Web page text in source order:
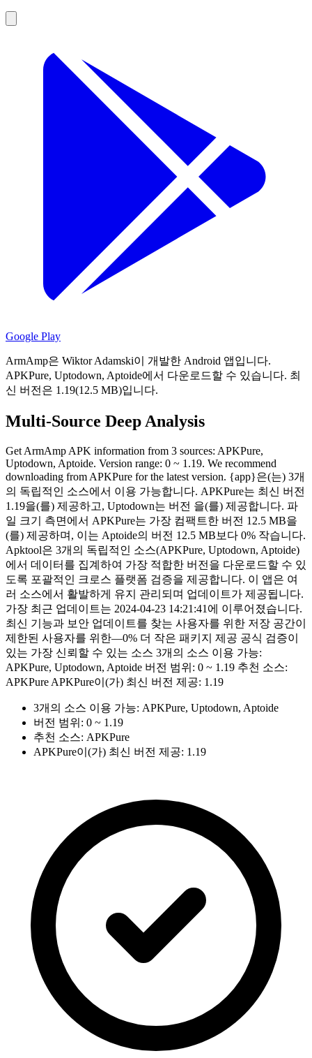
Google Play
ArmAmp은 Wiktor Adamski이 개발한 Android 앱입니다.
APKPure, Uptodown, Aptoide에서 다운로드할 수 있습니다. 최
신 버전은 1.19(12.5 MB)입니다.
Multi-Source Deep Analysis
Get ArmAmp APK information from 3 sources: APKPure,
Uptodown, Aptoide. Version range: 0 ~ 1.19. We recommend
downloading from APKPure for the latest version. {app}은(는) 3개
의 독립적인 소스에서 이용 가능합니다. APKPure는 최신 버전
1.19을(를) 제공하고, Uptodown는 버전 을(를) 제공합니다. 파
일 크기 측면에서 APKPure는 가장 컴팩트한 버전 12.5 MB을
(를) 제공하며, 이는 Aptoide의 버전 12.5 MB보다 0% 작습니다.
Apktool은 3개의 독립적인 소스(APKPure, Uptodown, Aptoide)
에서 데이터를 집계하여 가장 적합한 버전을 다운로드할 수 있
도록 포괄적인 크로스 플랫폼 검증을 제공합니다. 이 앱은 여
러 소스에서 활발하게 유지 관리되며 업데이트가 제공됩니다.
가장 최근 업데이트는 2024-04-23 14:21:41에 이루어졌습니다.
최신 기능과 보안 업데이트를 찾는 사용자를 위한 저장 공간이
제한된 사용자를 위한—0% 더 작은 패키지 제공 공식 검증이
있는 가장 신뢰할 수 있는 소스 3개의 소스 이용 가능:
APKPure, Uptodown, Aptoide 버전 범위: 0 ~ 1.19 추천 소스:
APKPure APKPure이(가) 최신 버전 제공: 1.19
3개의 소스 이용 가능: APKPure, Uptodown, Aptoide
버전 범위: 0 ~ 1.19
추천 소스: APKPure
APKPure이(가) 최신 버전 제공: 1.19